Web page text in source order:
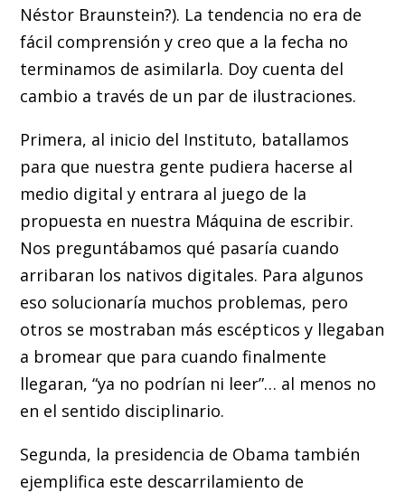
Néstor Braunstein?). La tendencia no era de
fácil comprensión y creo que a la fecha no
terminamos de asimilarla. Doy cuenta del
cambio a través de un par de ilustraciones.
Primera, al inicio del Instituto, batallamos
para que nuestra gente pudiera hacerse al
medio digital y entrara al juego de la
propuesta en nuestra Máquina de escribir.
Nos preguntábamos qué pasaría cuando
arribaran los nativos digitales. Para algunos
eso solucionaría muchos problemas, pero
otros se mostraban más escépticos y llegaban
a bromear que para cuando finalmente
llegaran, “ya no podrían ni leer”… al menos no
en el sentido disciplinario.
Segunda, la presidencia de Obama también
ejemplifica este descarrilamiento de